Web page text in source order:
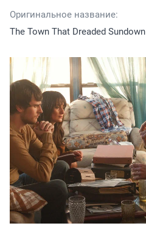
Оригинальное название:
The Town That Dreaded Sundown